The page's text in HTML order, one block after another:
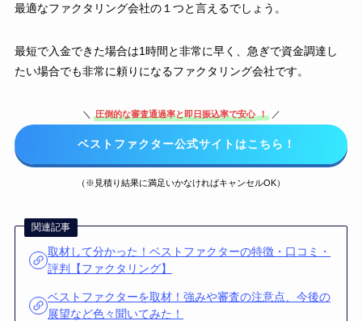
最適なファクタリング会社の１つと言えるでしょう。
最短で入金できた場合は1時間と非常に早く、急ぎで資金調達し
たい場合でも非常に頼りになるファクタリング会社です。
＼ 圧倒的な審査通過率と即日振込率で安心 ！／
ベストファクター公式サイトはこちら！
（※見積り結果に満足いかなければキャンセルOK）
関連記事
取材して分かった！ベストファクターの特徴・口コミ・
評判【ファクタリング】
ベストファクターを取材！強みや審査の注意点、今後の
展望など色々聞いてみた！